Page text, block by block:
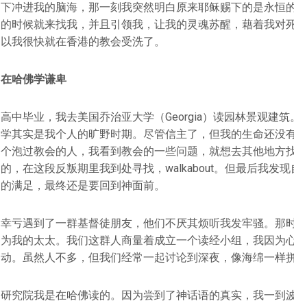
下冲进我的脑海，那一刻我突然明白原来耶稣赐下的是永恒
的时候就来找我，并且引领我，让我的灵魂苏醒，藉着我对
以我很快就在香港的教会受洗了。
在哈佛学谦卑
高中毕业，我去美国乔治亚大学（Georgia）读园林景观建
学其实是我个人的旷野时期。尽管信主了，但我的生命还没
个泡过教会的人，我看到教会的一些问题，就想去其他地方
的，在这段反叛期里我到处寻找，walkabout。但最后我发
的满足，最终还是要回到神面前。
幸亏遇到了一群基督徒朋友，他们不厌其烦听我发牢骚。那
为我的太太。我们这群人商量着成立一个读经小组，我因为
动。虽然人不多，但我们经常一起讨论到深夜，像海绵一样
研究院我是在哈佛读的。因为尝到了神话语的真实，我一到